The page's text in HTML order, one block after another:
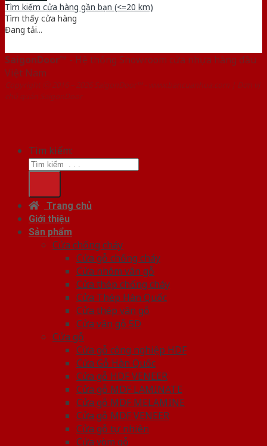
Tìm kiếm cửa hàng gần bạn (<=20 km)
Tìm thấy cửa hàng
Đang tải...
SaigonDoor™ - Hệ thống Showroom cửa nhựa hàng đầu
Việt Nam
Copyright ⓒ 2016 – 2026 SaigonDoor™ - www.bancuanhua.com | Đơn vị
chủ quản SaigonDoor
Tìm kiếm:
Trang chủ
Giới thiệu
Sản phẩm
Cửa chống cháy
Cửa gỗ chống cháy
Cửa nhôm vân gỗ
Cửa thép chống cháy
Cửa Thép Hàn Quốc
Cửa thép vân gỗ
Cửa vân gỗ 5D
Cửa gỗ
Cửa gỗ công nghiệp HDF
Cửa Gỗ Hàn Quốc
Cửa gỗ HDF VENEER
Cửa gỗ MDF LAMINATE
Cửa gỗ MDF MELAMINE
Cửa gỗ MDF VENEER
Cửa gỗ tự nhiên
Cửa vòm gỗ